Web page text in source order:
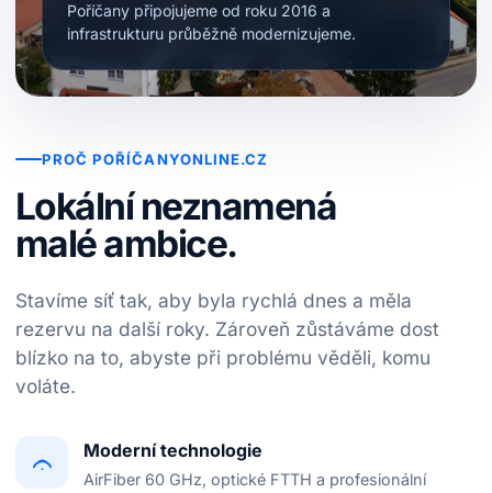
Poříčany připojujeme od roku 2016 a
infrastrukturu průběžně modernizujeme.
PROČ POŘÍČANYONLINE.CZ
Lokální neznamená
malé ambice.
Stavíme síť tak, aby byla rychlá dnes a měla
rezervu na další roky. Zároveň zůstáváme dost
blízko na to, abyste při problému věděli, komu
voláte.
Moderní technologie
AirFiber 60 GHz, optické FTTH a profesionální